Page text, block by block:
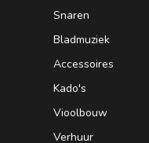
Snaren
Bladmuziek
Accessoires
Kado's
Vioolbouw
Verhuur